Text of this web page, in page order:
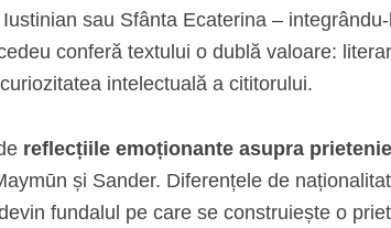
sau Sfânta Ecaterina –
conferă textului o dublă valoare:
intelectuală a cititorului.
reflecțiile emoționante asupra
și Sander. Diferențele de
fundalul pe care se construiește o